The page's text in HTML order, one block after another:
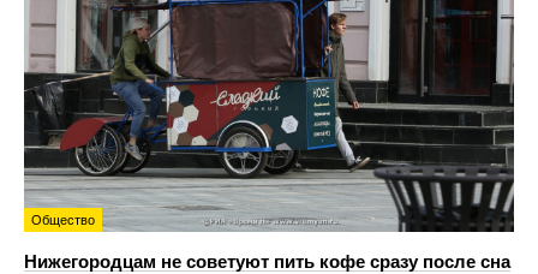
Общество
Нижегородцам не советуют пить кофе сразу после сна